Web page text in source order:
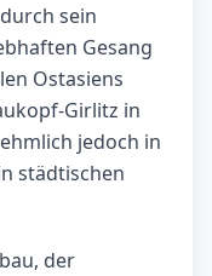
sein
Gesang
Ostasiens
Girlitz in
jedoch in
städtischen
der